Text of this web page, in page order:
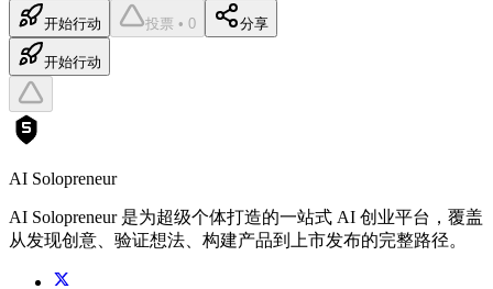
开始行动 投票 • 0 分享
开始行动
AI Solopreneur
AI Solopreneur 是为超级个体打造的一站式 AI 创业平台，覆盖
从发现创意、验证想法、构建产品到上市发布的完整路径。